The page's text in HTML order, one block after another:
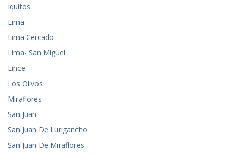
Iquitos
Lima
Lima Cercado
Lima- San Miguel
Lince
Los Olivos
Miraflores
San Juan
San Juan De Lurigancho
San Juan De Miraflores